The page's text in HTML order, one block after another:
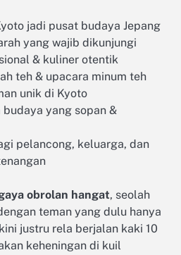
jadi pusat budaya Jepang
yang wajib dikunjungi
& kuliner otentik
teh & upacara minum teh
unik di Kyoto
yang sopan &
pelancong, keluarga, dan
obrolan hangat, seolah
teman yang dulu hanya
justru rela berjalan kaki 10
keheningan di kuil